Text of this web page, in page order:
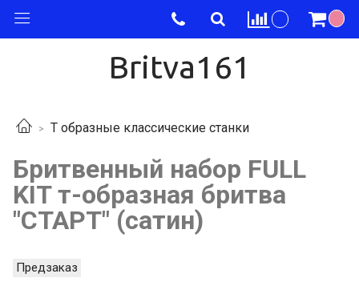
Britva161
Т образные классические станки
Бритвенный набор FULL
KIT т-образная бритва
"СТАРТ" (сатин)
Предзаказ